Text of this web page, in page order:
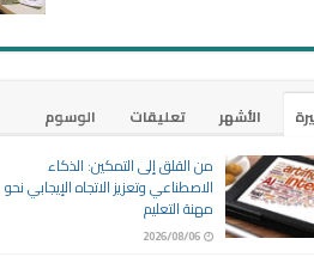
الأشهر تعليقات
الوسوم
من القلق إلى التمكين: الذكاء
الاصطناعي وتعزيز الاتجاه الإيجابي نحو
مهنة التعليم
2026/08/06